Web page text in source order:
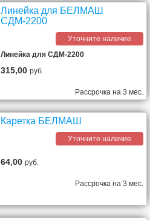
Линейка для БЕЛМАШ
СДМ-2200
Уточните наличие
Линейка для СДМ-2200
315,00руб.
Рассрочка на 3 мес.
Каретка БЕЛМАШ
Уточните наличие
64,00руб.
Рассрочка на 3 мес.